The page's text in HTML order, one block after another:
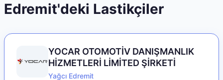
Edremit'deki Lastikçiler
YOCAR OTOMOTİV DANIŞMANLIK
HİZMETLERİ LİMİTED ŞİRKETİ
Yağcı Edremit